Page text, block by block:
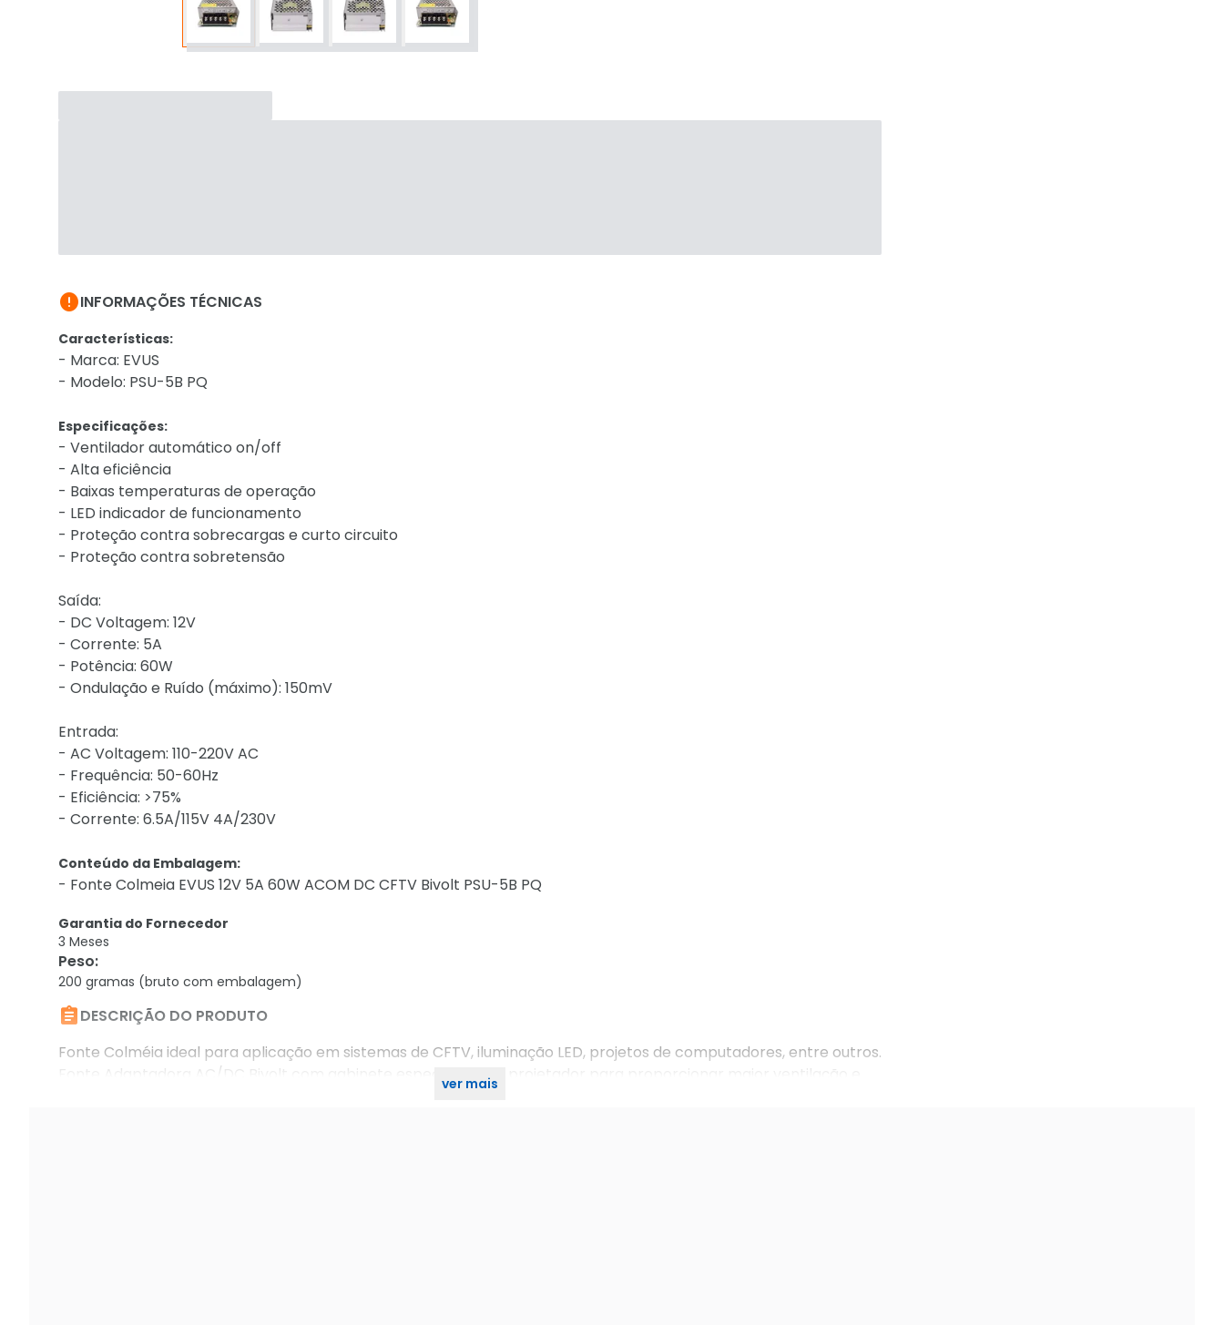
INFORMAÇÕES TÉCNICAS
Características:
- Marca: EVUS
- Modelo: PSU-5B PQ
Especificações:
- Ventilador automático on/off
- Alta eficiência
- Baixas temperaturas de operação
- LED indicador de funcionamento
- Proteção contra sobrecargas e curto circuito
- Proteção contra sobretensão
Saída:
- DC Voltagem: 12V
- Corrente: 5A
- Potência: 60W
- Ondulação e Ruído (máximo): 150mV
Entrada:
- AC Voltagem: 110-220V AC
- Frequência: 50-60Hz
- Eficiência: >75%
- Corrente: 6.5A/115V 4A/230V
Conteúdo da Embalagem:
- Fonte Colmeia EVUS 12V 5A 60W ACOM DC CFTV Bivolt PSU-5B PQ
Garantia do Fornecedor
3 Meses
Peso:
200 gramas (bruto com embalagem)
DESCRIÇÃO DO PRODUTO
Fonte Colméia ideal para aplicação em sistemas de CFTV, iluminação LED, projetos de computadores, entre outros.
Fonte Adaptadora AC/DC Bivolt com gabinete especialmente projetador para proporcionar maior ventilação e
ver mais